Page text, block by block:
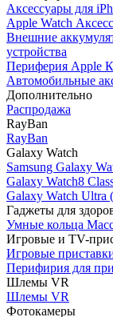
Аксессуары для
Apple Watch
Внешние
устройства
Периферия Apple
Автомобильные
Дополнительно
Распродажа
RayBan
RayBan
Galaxy Watch
Samsung Galaxy
Galaxy Watch8
Galaxy Watch Ultra
Гаджеты для
Умные кольца
Игровые и TV-
Игровые
Перифирия для
Шлемы VR
Шлемы VR
Фотокамеры